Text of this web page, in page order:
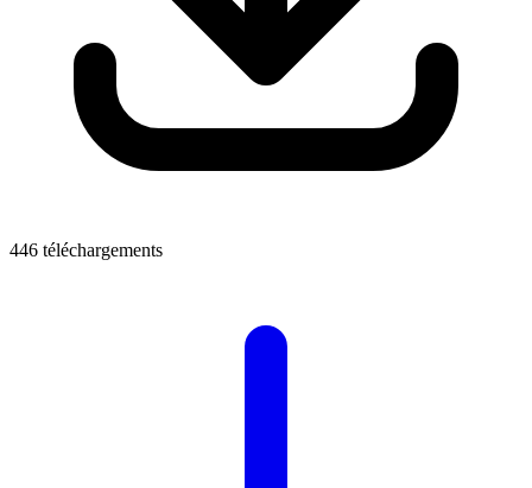
446 téléchargements